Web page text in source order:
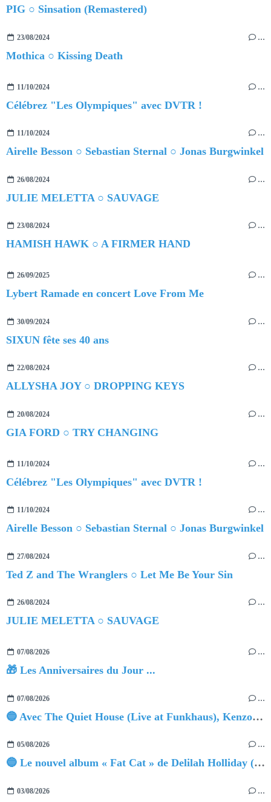
PIG ○ Sinsation (Remastered)
23/08/2024 …
Mothica ○ Kissing Death
11/10/2024 …
Célébrez "Les Olympiques" avec DVTR !
11/10/2024 …
Airelle Besson ○ Sebastian Sternal ○ Jonas Burgwinkel
26/08/2024 …
JULIE MELETTA ○ SAUVAGE
23/08/2024 …
HAMISH HAWK ○ A FIRMER HAND
26/09/2025 …
Lybert Ramade en concert Love From Me
30/09/2024 …
SIXUN fête ses 40 ans
22/08/2024 …
ALLYSHA JOY ○ DROPPING KEYS
20/08/2024 …
GIA FORD ○ TRY CHANGING
11/10/2024 …
Célébrez "Les Olympiques" avec DVTR !
11/10/2024 …
Airelle Besson ○ Sebastian Sternal ○ Jonas Burgwinkel
27/08/2024 …
Ted Z and The Wranglers ○ Let Me Be Your Sin
26/08/2024 …
JULIE MELETTA ○ SAUVAGE
07/08/2026 …
🎁 Les Anniversaires du Jour ...
07/08/2026 …
🔵 Avec The Quiet House (Live at Funkhaus), Kenzo Zurzolo livre une performance aussi intense qu'envoûtante.
05/08/2026 …
🔵 Le nouvel album « Fat Cat » de Delilah Holliday (sortie le 30 Octobre 2026)
03/08/2026 …